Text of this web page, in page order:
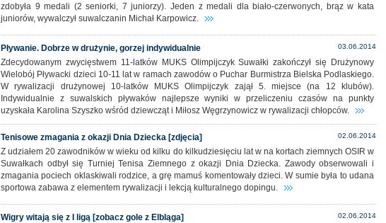
zdobyła 9 medali (2 seniorki, 7 juniorzy). Jeden z medali dla biało-czerwonych, brąz w kata
juniorów, wywalczył suwalczanin Michał Karpowicz.
03.06.2014
Pływanie. Dobrze w drużynie, gorzej indywidualnie
Zdecydowanym zwycięstwem 11-latków MUKS Olimpijczyk Suwałki zakończył się Drużynowy
Wielobój Pływacki dzieci 10-11 lat w ramach zawodów o Puchar Burmistrza Bielska Podlaskiego.
W rywalizacji drużynowej 10-latków MUKS Olimpijczyk zajął 5. miejsce (na 12 klubów).
Indywidualnie z suwalskich pływaków najlepsze wyniki w przeliczeniu czasów na punkty
uzyskała Karolina Szyszko wśród dziewcząt i Miłosz Węgrzynowicz w rywalizacji chłopców.
02.06.2014
Tenisowe zmagania z okazji Dnia Dziecka [zdjęcia]
Z udziałem 20 zawodników w wieku od kilku do kilkudziesięciu lat w na kortach ziemnych OSIR w
Suwałkach odbył się Turniej Tenisa Ziemnego z okazji Dnia Dziecka. Zawody obserwowali i
zmagania pociech oklaskiwali rodzice, a grę mamuś komentowały dzieci. W sumie była to udana
sportowa zabawa z elementem rywalizacji i lekcją kulturalnego dopingu.
02.06.2014
Wigry witają się z I ligą [zobacz gole z Elbląga]